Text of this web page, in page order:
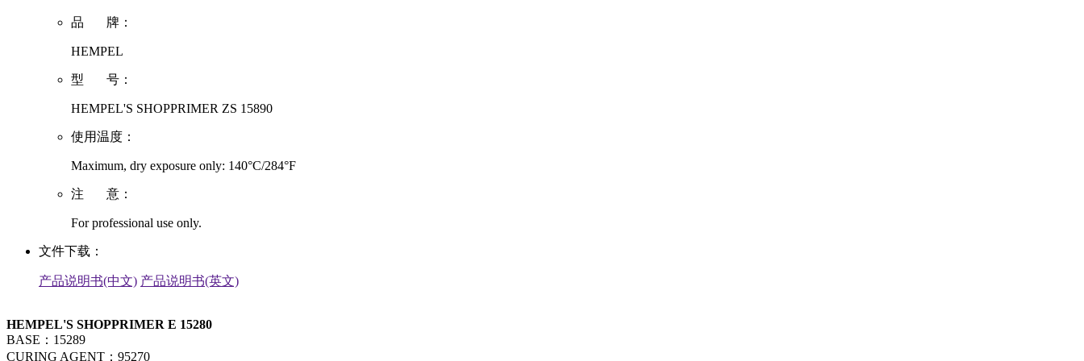
品 牌：
HEMPEL
型 号：
HEMPEL'S SHOPPRIMER ZS 15890
使用温度：
Maximum, dry exposure only: 140°C/284°F
注 意：
For professional use only.
文件下载：
产品说明书(中文) 产品说明书(英文)
HEMPEL'S SHOPPRIMER E 15280
BASE：15289
CURING AGENT：95270